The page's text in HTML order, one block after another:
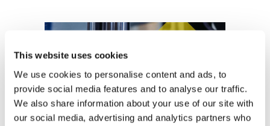
This website uses cookies
We use cookies to personalise content and ads, to
provide social media features and to analyse our traffic.
We also share information about your use of our site with
our social media, advertising and analytics partners who